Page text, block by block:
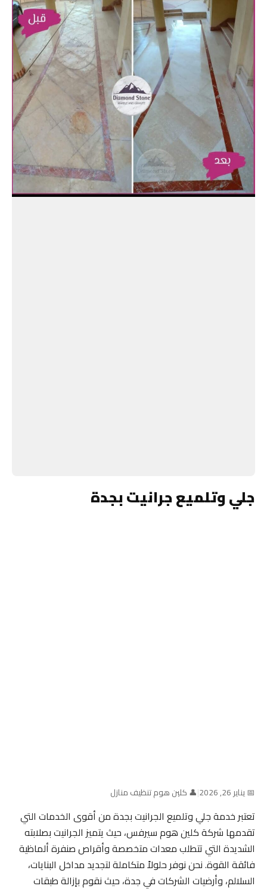
جلي وتلميع جرانيت بجدة
📅 يناير 26, 2026 |👤 كلين هوم تنظيف منازل
تعتبر خدمة جلي وتلميع الجرانيت بجدة من أقوى الخدمات التي
تقدمها شركة كلين هوم سيرفس، حيث يتميز الجرانيت بصلابته
الشديدة التي تتطلب معدات متخصصة وأقراص صنفرة ألماظية
فائقة القوة. نحن نوفر حلولاً متكاملة لتجديد مداخل البنايات،
السلالم، وأرضيات الشركات في جدة، حيث نقوم بإزالة طبقات